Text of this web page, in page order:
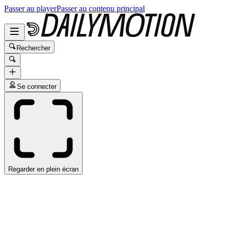
Passer au playerPasser au contenu principal
Rechercher
Se connecter
Regarder en plein écran